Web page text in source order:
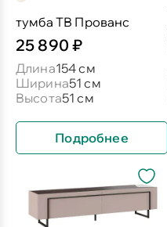
тумба ТВ Прованс
25 890 ₽
Длина154 см
Ширина51 см
Высота51 см
Подробнее